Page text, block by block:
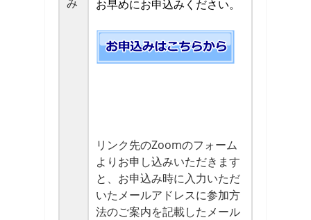
お早めにお申込みください。
リンク先のZoomのフォーム
よりお申し込みいただきます
と、お申込み時に入力いただ
いたメールアドレスに参加方
法のご案内を記載したメール